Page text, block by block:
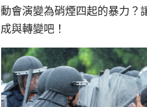
動會演變為硝煙四起的暴力？
成與轉變吧！